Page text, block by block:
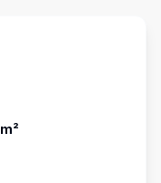
m²